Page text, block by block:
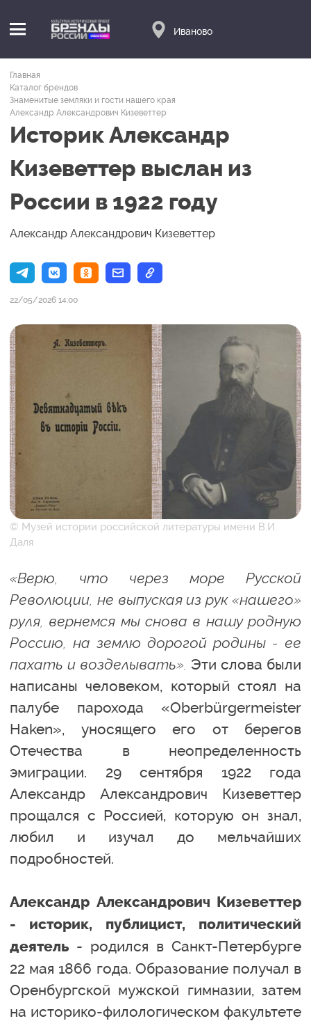
Иваново
Главная
Каталог брендов
Знаменитые земляки и гости нашего края
Александр Александрович Кизеветтер
Историк Александр
Кизеветтер выслан из
России в 1922 году
Александр Александрович Кизеветтер
22/05/2026 14:00
© Музей истории российской литературы имени В.И.
Даля
«Верю, что через море Русской
Революции, не выпуская из рук «нашего»
руля, вернемся мы снова в нашу родную
Россию, на землю дорогой родины - ее
пахать и возделывать». Эти слова были
написаны человеком, который стоял на
палубе парохода «Oberbürgermeister
Haken», уносящего его от берегов
Отечества в неопределенность
эмиграции. 29 сентября 1922 года
Александр Александрович Кизеветтер
прощался с Россией, которую он знал,
любил и изучал до мельчайших
подробностей.
Александр Александрович Кизеветтер
- историк, публицист, политический
деятель - родился в Санкт-Петербурге
22 мая 1866 года. Образование получал в
Оренбургской мужской гимназии, затем
на историко-филологическом факультете